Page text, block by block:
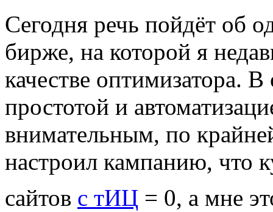
Сегодня речь пойдёт об
бирже, на которой я
качестве оптимизатора.
простотой и
внимательным, по
настроил кампанию, что
сайтов с тИЦ = 0, а мне